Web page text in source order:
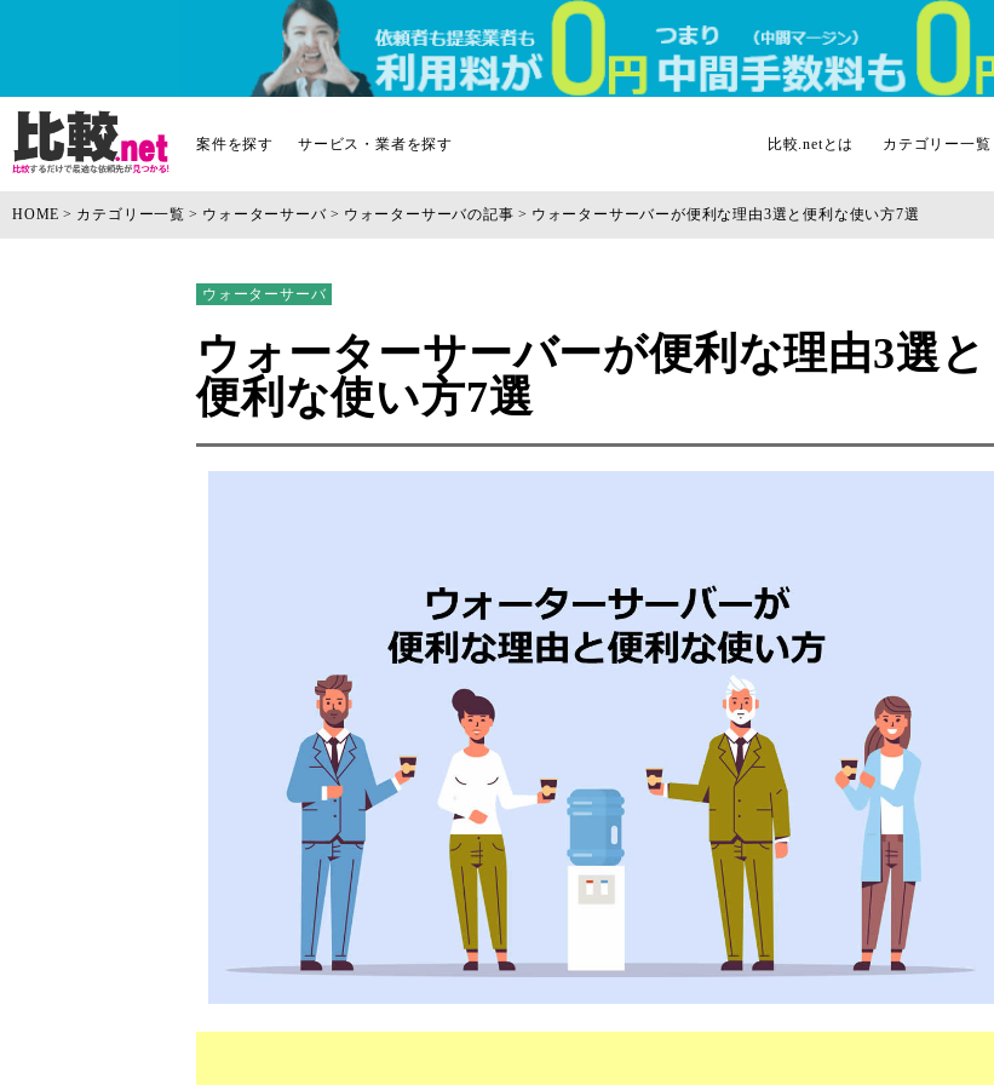
案件を探す サービス・業者を探す 比較.netとは カテゴリー一覧
HOME カテゴリー一覧 ウォーターサーバ ウォーターサーバの記事 ウォーターサーバーが便利な理由3選と便利な使い方7選
ウォーターサーバ
ウォーターサーバーが便利な理由3選と
便利な使い方7選